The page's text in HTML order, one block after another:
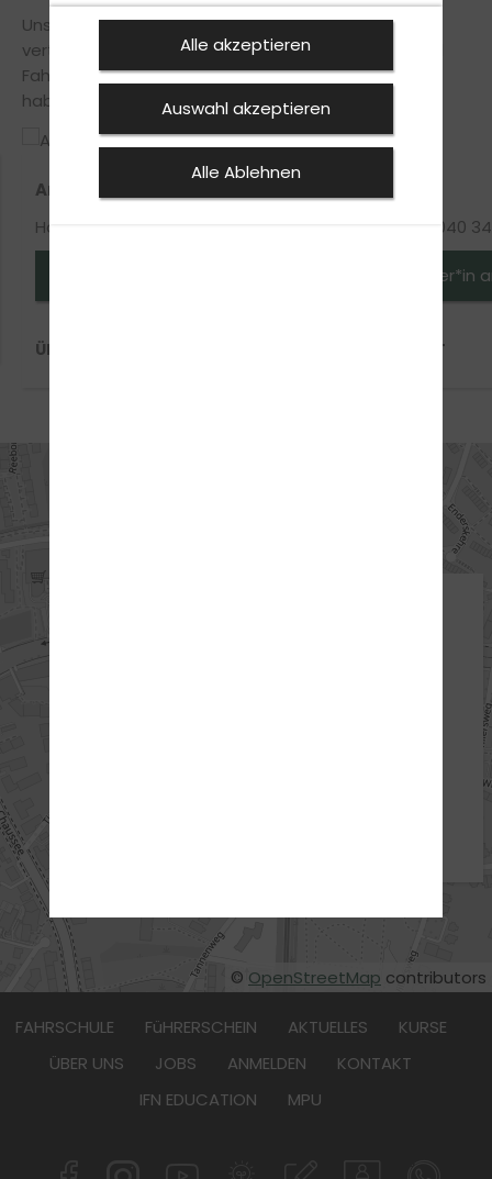
Unsere Fahrlehrer legen großen Wert auf einen
vertrauensvollen Umgang zwischen Fahrschüler und
Fahrlehrer, somit musst du keine Angst vor Fehlern
haben und vor strengen Oberlehrer.
Artur Elojan
Handy-Nr.: 040 34865969
ÜBER ARTUR ELOJAN
Handy-Nr.: 040
Fahrlehrer*in
ÜBER HARUT
© OpenStreetMap contributors
FAHRSCHULE FüHRERSCHEIN AKTUELLES
KURSE
ÜBER UNS
JOBS ANMELDEN
KONTAKT
IFN EDUCATION
MPU
Alle akzeptieren
Auswahl akzeptieren
Alle Ablehnen